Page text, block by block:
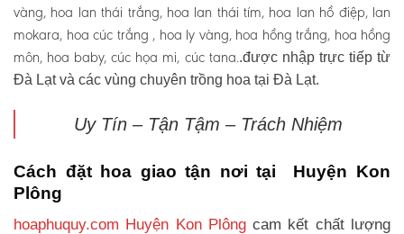
vàng, hoa lan thái trắng, hoa lan thái tím, hoa lan hồ điệp, lan
mokara, hoa cúc trắng , hoa ly vàng, hoa hồng trắng, hoa hồng
môn, hoa baby, cúc họa mi, cúc tana..được nhập trực tiếp từ
Đà Lạt và các vùng chuyên trồng hoa tại Đà Lạt.
Uy Tín – Tận Tậm – Trách Nhiệm
Cách đặt hoa giao tận nơi tại Huyện Kon
Plông
hoaphuquy.com Huyện Kon Plôngcam kết chất lượng